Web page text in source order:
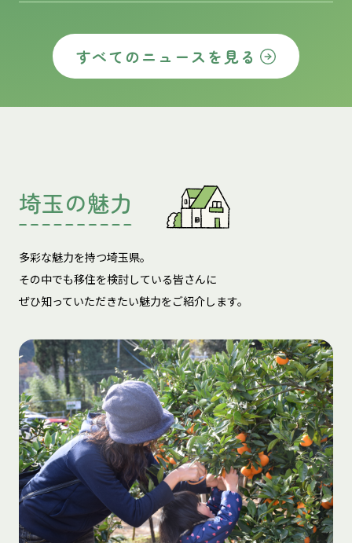
すべてのニュースを見る
埼玉の魅力
多彩な魅力を持つ埼玉県。
その中でも移住を検討している皆さんに
ぜひ知っていただきたい魅力をご紹介します。